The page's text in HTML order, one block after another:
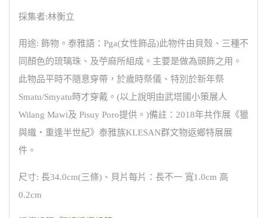
採集者:林衡立
用途: 飾物。泰雅語：Pga(女性飾品)此物件由貝殼、三種不
同顏色的琉璃珠、及苧麻所組成。主要是做為頭飾之用。
此物品平時不隨意穿帶，於歲時祭儀、特別於新年祭
Smatu/Smyatu時才穿戴。(以上說明由武塔國小策展人
Wilang Mawi及 Pisuy Poro提供。)備註：2018年共作展《獵
與織‧重逢半世紀》泰雅族KLESAN群文物返鄉特展展
件。
尺寸: 長34.0cm(三條)、貝片每片：長不一 寬1.0cm 高
0.2cm